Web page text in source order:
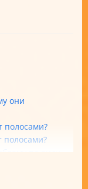
они
полосами?
полосами?
полос при